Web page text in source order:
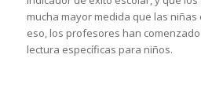
mucha mayor medida que las niñas
eso, los profesores han
lectura específicas para niños.